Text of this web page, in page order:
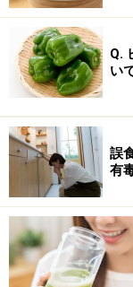
＜目次＞
グルテンと
てできる栄
強力粉・薄
用可能？
グルテンと
ざり合って
Q.
い
誤
有